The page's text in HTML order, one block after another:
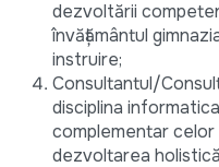
dezvoltării
învățământul
instruire;
Consultantul/
disciplina
complementar
dezvoltarea